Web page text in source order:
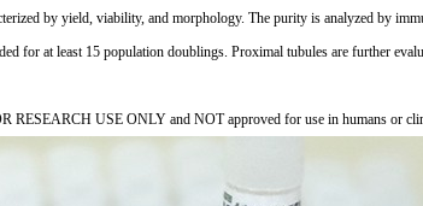
by yield, viability, and morphology. The purity is analyzed by
for at least 15 population doublings. Proximal tubules are further
RESEARCH USE ONLY and NOT approved for use in humans or